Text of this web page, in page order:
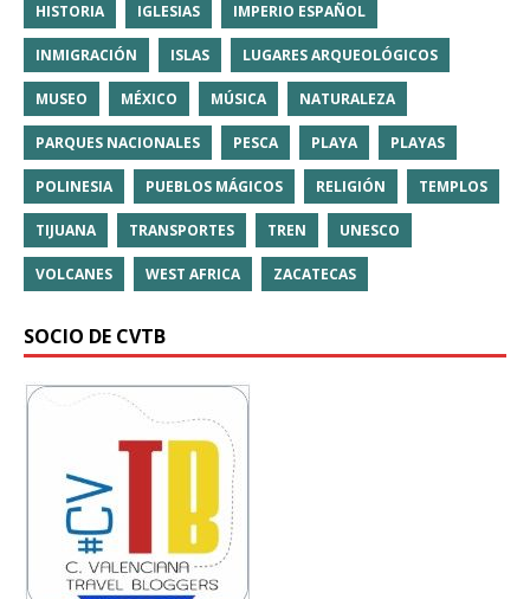
HISTORIA IGLESIAS IMPERIO ESPAÑOL
INMIGRACIÓN ISLAS LUGARES ARQUEOLÓGICOS
MUSEO MÉXICO MÚSICA NATURALEZA
PARQUES NACIONALES PESCA PLAYA PLAYAS
POLINESIA PUEBLOS MÁGICOS RELIGIÓN TEMPLOS
TIJUANA TRANSPORTES TREN UNESCO
VOLCANES WEST AFRICA ZACATECAS
SOCIO DE CVTB